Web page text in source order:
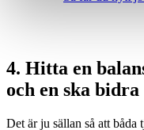
4. Hitta en
och en ska bidra
Det är ju sällan så att